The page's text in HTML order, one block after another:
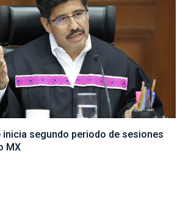
inicia segundo periodo de sesiones
MX